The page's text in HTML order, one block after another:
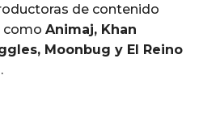
de contenido
como Animaj, Khan
Moonbug y El Reino